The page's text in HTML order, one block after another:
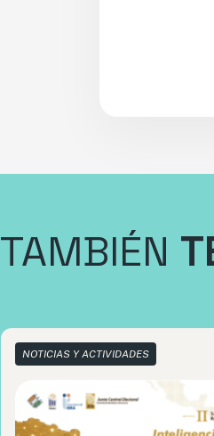
TAMBIÉN
NOTICIAS Y ACTIVIDADES